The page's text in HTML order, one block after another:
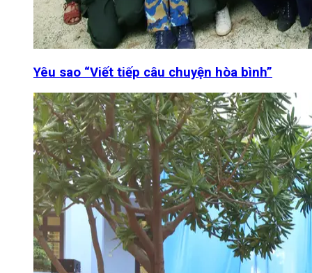
Yêu sao “Viết tiếp câu chuyện hòa bình”